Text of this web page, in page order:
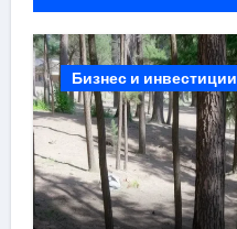
Бизнес и инвестиции